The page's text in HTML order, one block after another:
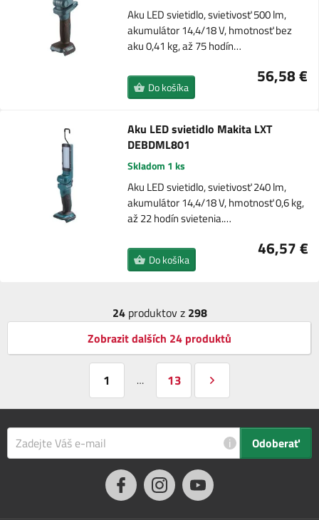
Aku LED svietidlo, svietivosť 500 lm,
akumulátor 14,4/18 V, hmotnosť bez
aku 0,41 kg, až 75 hodín…
56,58 €
Do košíka
Aku LED svietidlo Makita LXT
DEBDML801
Skladom 1 ks
Aku LED svietidlo, svietivosť 240 lm,
akumulátor 14,4/18 V, hmotnosť 0,6 kg,
až 22 hodín svietenia.…
46,57 €
Do košíka
24produktov z 298
Zobrazit dalších 24 produktů
1 … 13
i Odoberať